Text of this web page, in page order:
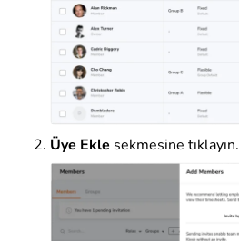
Üye Ekle sekmesine tıklayın.